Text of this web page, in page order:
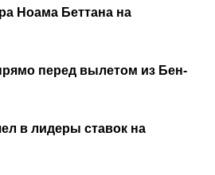
Ноама Беттана на
перед вылетом из Бен-
в лидеры ставок на